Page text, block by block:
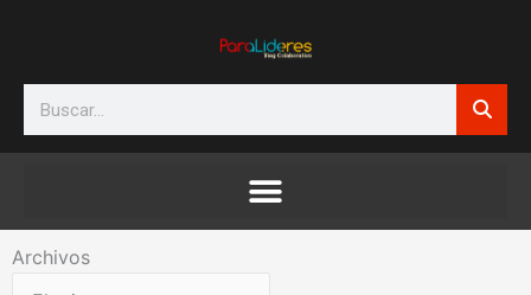
Search
Archivos
Archivos